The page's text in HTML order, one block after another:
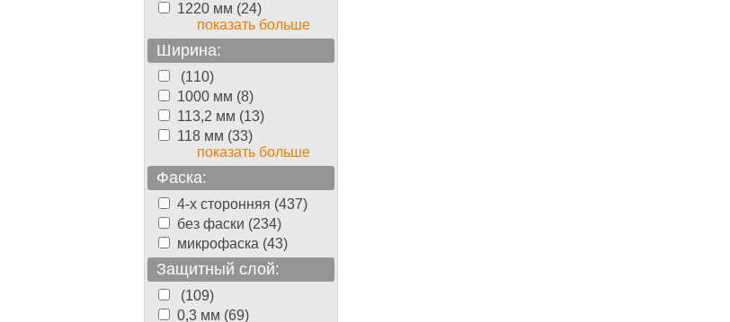
1220 мм (24)
показать больше
Ширина:
(110)
1000 мм (8)
113,2 мм (13)
118 мм (33)
показать больше
Фаска:
4-х сторонняя (437)
без фаски (234)
микрофаска (43)
Защитный слой:
(109)
0,3 мм (69)